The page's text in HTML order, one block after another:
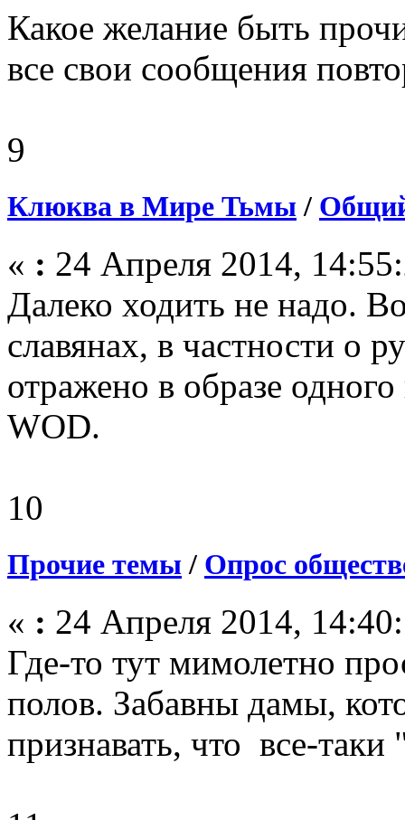
Какое желание быть
все свои сообщения
9
Клюква в Мире Тьмы /
« : 24 Апреля 2014,
Далеко ходить не надо.
славянах, в частности о
отражено в образе
WOD.
10
Прочие темы / Опрос
« : 24 Апреля 2014,
Где-то тут мимолетно
полов. Забавны дамы,
признавать, что все-